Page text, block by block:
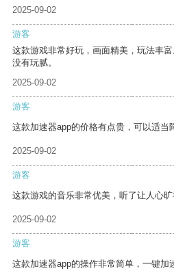
2025-09-02
游客
这款游戏非常好玩，画面精美，玩法丰
没有玩腻。
2025-09-02
游客
这款加速器app的价格有点贵，可以适当
2025-09-02
游客
这款游戏的音乐非常优美，听了让人心旷
2025-09-02
游客
这款加速器app的操作非常简单，一键加